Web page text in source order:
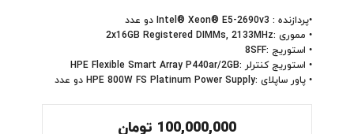
•پردازنده : Intel® Xeon® E5-2690v3 دو عدد
• مموری :2x16GB Registered DIMMs, 2133MHz
• استوریج :8SFF
• استوریج کنترلر :HPE Flexible Smart Array P440ar/2GB
• پاور ساپلای :HPE 800W FS Platinum Power Supply دو عدد
100,000,000 تومان